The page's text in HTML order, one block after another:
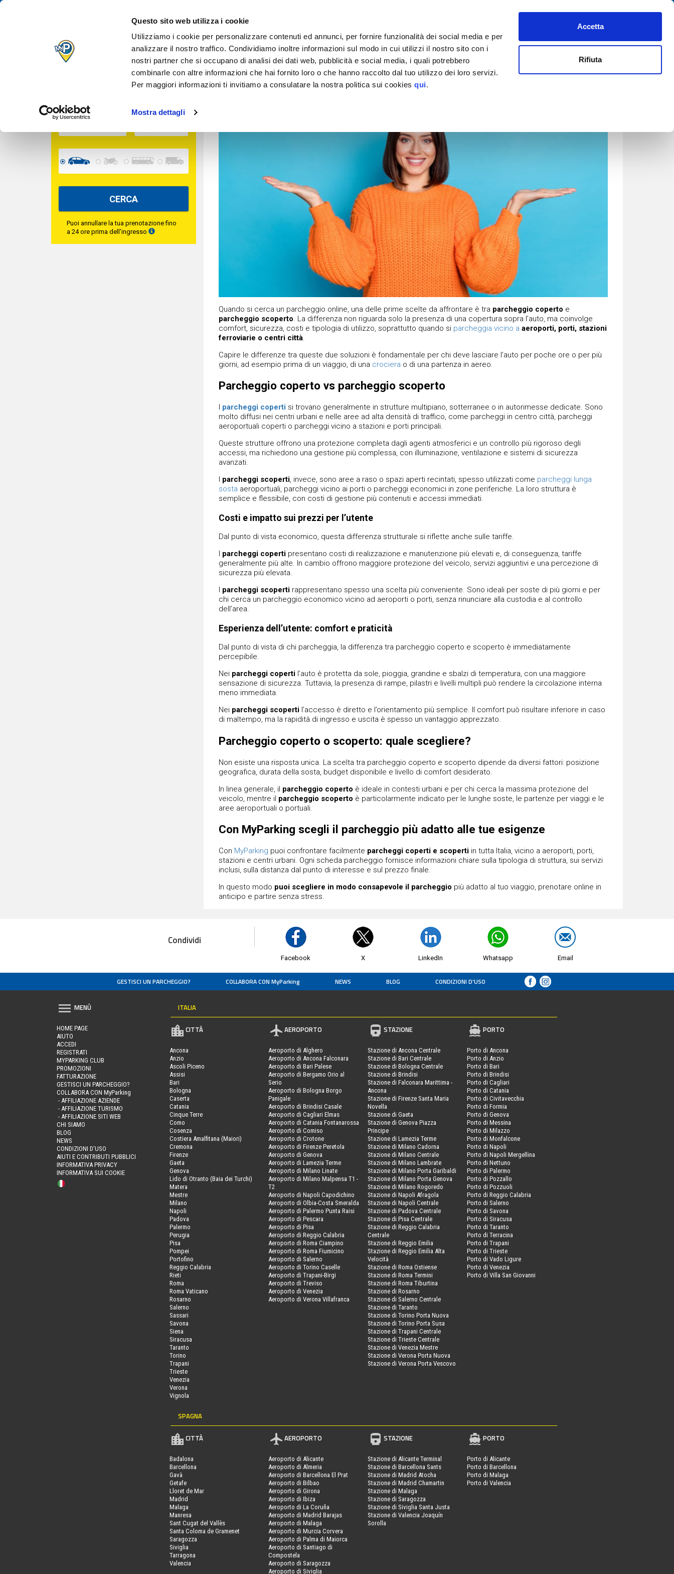
Questo sito web utilizza i cookie
Utilizziamo i cookie per personalizzare contenuti ed annunci, per fornire funzionalità dei social media e per
analizzare il nostro traffico. Condividiamo inoltre informazioni sul modo in cui utilizzi il nostro sito con i
nostri partner che si occupano di analisi dei dati web, pubblicità e social media, i quali potrebbero
combinarle con altre informazioni che hai fornito loro o che hanno raccolto dal tuo utilizzo dei loro servizi.
Per maggiori informazioni ti invitiamo a consulatare la nostra politica sui cookiesqui.
Mostra dettagli
Accetta
Rifiuta
IL TUO PARCHEGGIO
QUANDO VUOI
ACCEDI
TROVA IL TUO PARCHEGGIO
USCITA
CERCA
Puoi annullare la tua prenotazione fino
a 24 ore prima dell'ingresso
Torna agli articoli
23/01/2026
Parcheggi coperti e scoperti
Scopri come scegliere tra parcheggio coperto e scoperto
Quando si cerca un parcheggio online, una delle prime scelte da affrontare è tra parcheggio coperto e
parcheggio scoperto. La differenza non riguarda solo la presenza di una copertura sopra l’auto, ma coinvolge
comfort, sicurezza, costi e tipologia di utilizzo, soprattutto quando si parcheggia vicino a aeroporti, porti, stazioni
ferroviarie o centri città.
Capire le differenze tra queste due soluzioni è fondamentale per chi deve lasciare l’auto per poche ore o per più
giorni, ad esempio prima di un viaggio, di una crociera o di una partenza in aereo.
Parcheggio coperto vs parcheggio scoperto
I parcheggi coperti si trovano generalmente in strutture multipiano, sotterranee o in autorimesse dedicate. Sono
molto diffusi nei centri urbani e nelle aree ad alta densità di traffico, come parcheggi in centro città, parcheggi
aeroportuali coperti o parcheggi vicino a stazioni e porti principali.
Queste strutture offrono una protezione completa dagli agenti atmosferici e un controllo più rigoroso degli
accessi, ma richiedono una gestione più complessa, con illuminazione, ventilazione e sistemi di sicurezza
avanzati.
I parcheggi scoperti, invece, sono aree a raso o spazi aperti recintati, spesso utilizzati come parcheggi lunga
sosta aeroportuali, parcheggi vicino ai porti o parcheggi economici in zone periferiche. La loro struttura è
semplice e flessibile, con costi di gestione più contenuti e accessi immediati.
Costi e impatto sui prezzi per l’utente
Dal punto di vista economico, questa differenza strutturale si riflette anche sulle tariffe.
I parcheggi copertipresentano costi di realizzazione e manutenzione più elevati e, di conseguenza, tariffe
generalmente più alte. In cambio offrono maggiore protezione del veicolo, servizi aggiuntivi e una percezione di
sicurezza più elevata.
I parcheggi scopertirappresentano spesso una scelta più conveniente. Sono ideali per soste di più giorni e per
chi cerca un parcheggio economico vicino ad aeroporti o porti, senza rinunciare alla custodia e al controllo
dell’area.
Esperienza dell’utente: comfort e praticità
Dal punto di vista di chi parcheggia, la differenza tra parcheggio coperto e scoperto è immediatamente
percepibile.
Nei parcheggi copertil’auto è protetta da sole, pioggia, grandine e sbalzi di temperatura, con una maggiore
sensazione di sicurezza. Tuttavia, la presenza di rampe, pilastri e livelli multipli può rendere la circolazione interna
meno immediata.
Nei parcheggi scopertil’accesso è diretto e l’orientamento più semplice. Il comfort può risultare inferiore in caso
di maltempo, ma la rapidità di ingresso e uscita è spesso un vantaggio apprezzato.
Parcheggio coperto o scoperto: quale scegliere?
Non esiste una risposta unica. La scelta tra parcheggio coperto e scoperto dipende da diversi fattori: posizione
geografica, durata della sosta, budget disponibile e livello di comfort desiderato.
In linea generale, il parcheggio coperto è ideale in contesti urbani e per chi cerca la massima protezione del
veicolo, mentre il parcheggio scoperto è particolarmente indicato per le lunghe soste, le partenze per viaggi e le
aree aeroportuali o portuali.
Con MyParking scegli il parcheggio più adatto alle tue esigenze
Con MyParking puoi confrontare facilmente parcheggi coperti e scopertiin tutta Italia, vicino a aeroporti, porti,
stazioni e centri urbani. Ogni scheda parcheggio fornisce informazioni chiare sulla tipologia di struttura, sui servizi
inclusi, sulla distanza dal punto di interesse e sul prezzo finale.
In questo modo puoi scegliere in modo consapevole il parcheggio più adatto al tuo viaggio, prenotare online in
anticipo e partire senza stress.
Condividi
Facebook X LinkedIn Whatsapp Email
GESTISCI UN PARCHEGGIO? COLLABORA CON MyParking NEWS BLOG CONDIZIONI D’USO
MENÙ
HOME PAGE
AIUTO
ACCEDI
REGISTRATI
MYPARKING CLUB
PROMOZIONI
FATTURAZIONE
GESTISCI UN PARCHEGGIO?
COLLABORA CON MyParking
- AFFILIAZIONE AZIENDE
- AFFILIAZIONE TURISMO
- AFFILIAZIONE SITI WEB
CHI SIAMO
BLOG
NEWS
CONDIZIONI D’USO
AIUTI E CONTRIBUTI PUBBLICI
INFORMATIVA PRIVACY
INFORMATIVA SUI COOKIE
ITALIA
CITTÀ
Ancona
Anzio
Ascoli Piceno
Assisi
Bari
Bologna
Caserta
Catania
Cinque Terre
Como
Cosenza
Costiera Amalfitana (Maiori)
Cremona
Firenze
Gaeta
Genova
Lido di Otranto (Baia dei Turchi)
Matera
Mestre
Milano
Napoli
Padova
Palermo
Perugia
Pisa
Pompei
Portofino
Reggio Calabria
Rieti
Roma
Roma Vaticano
Rosarno
Salerno
Sassari
Savona
Siena
Siracusa
Taranto
Torino
Trapani
Trieste
Venezia
Verona
Vignola
AEROPORTO
Aeroporto di Alghero
Aeroporto di Ancona Falconara
Aeroporto di Bari Palese
Aeroporto di Bergamo Orio al
Serio
Aeroporto di Bologna Borgo
Panigale
Aeroporto di Brindisi Casale
Aeroporto di Cagliari Elmas
Aeroporto di Catania Fontanarossa
Aeroporto di Comiso
Aeroporto di Crotone
Aeroporto di Firenze Peretola
Aeroporto di Genova
Aeroporto di Lamezia Terme
Aeroporto di Milano Linate
Aeroporto di Milano Malpensa T1 -
T2
Aeroporto di Napoli Capodichino
Aeroporto di Olbia-Costa Smeralda
Aeroporto di Palermo Punta Raisi
Aeroporto di Pescara
Aeroporto di Pisa
Aeroporto di Reggio Calabria
Aeroporto di Roma Ciampino
Aeroporto di Roma Fiumicino
Aeroporto di Salerno
Aeroporto di Torino Caselle
Aeroporto di Trapani-Birgi
Aeroporto di Treviso
Aeroporto di Venezia
Aeroporto di Verona Villafranca
STAZIONE
Stazione di Ancona Centrale
Stazione di Bari Centrale
Stazione di Bologna Centrale
Stazione di Brindisi
Stazione di Falconara Marittima -
Ancona
Stazione di Firenze Santa Maria
Novella
Stazione di Gaeta
Stazione di Genova Piazza
Principe
Stazione di Lamezia Terme
Stazione di Milano Cadorna
Stazione di Milano Centrale
Stazione di Milano Lambrate
Stazione di Milano Porta Garibaldi
Stazione di Milano Porta Genova
Stazione di Milano Rogoredo
Stazione di Napoli Afragola
Stazione di Napoli Centrale
Stazione di Padova Centrale
Stazione di Pisa Centrale
Stazione di Reggio Calabria
Centrale
Stazione di Reggio Emilia
Stazione di Reggio Emilia Alta
Velocità
Stazione di Roma Ostiense
Stazione di Roma Termini
Stazione di Roma Tiburtina
Stazione di Rosarno
Stazione di Salerno Centrale
Stazione di Taranto
Stazione di Torino Porta Nuova
Stazione di Torino Porta Susa
Stazione di Trapani Centrale
Stazione di Trieste Centrale
Stazione di Venezia Mestre
Stazione di Verona Porta Nuova
Stazione di Verona Porta Vescovo
PORTO
Porto di Ancona
Porto di Anzio
Porto di Bari
Porto di Brindisi
Porto di Cagliari
Porto di Catania
Porto di Civitavecchia
Porto di Formia
Porto di Genova
Porto di Messina
Porto di Milazzo
Porto di Monfalcone
Porto di Napoli
Porto di Napoli Mergellina
Porto di Nettuno
Porto di Palermo
Porto di Pozzallo
Porto di Pozzuoli
Porto di Reggio Calabria
Porto di Salerno
Porto di Savona
Porto di Siracusa
Porto di Taranto
Porto di Terracina
Porto di Trapani
Porto di Trieste
Porto di Vado Ligure
Porto di Venezia
Porto di Villa San Giovanni
SPAGNA
CITTÀ
Badalona
Barcellona
Gavà
Getafe
Lloret de Mar
Madrid
Malaga
Manresa
Sant Cugat del Vallès
Santa Coloma de Gramenet
Saragozza
Siviglia
Tarragona
Valencia
AEROPORTO
Aeroporto di Alicante
Aeroporto di Almeria
Aeroporto di Barcellona El Prat
Aeroporto di Bilbao
Aeroporto di Girona
Aeroporto di Ibiza
Aeroporto di La Coruña
Aeroporto di Madrid Barajas
Aeroporto di Malaga
Aeroporto di Murcia Corvera
Aeroporto di Palma di Maiorca
Aeroporto di Santiago di
Compostela
Aeroporto di Saragozza
Aeroporto di Siviglia
STAZIONE
Stazione di Alicante Terminal
Stazione di Barcellona Sants
Stazione di Madrid Atocha
Stazione di Madrid Chamartin
Stazione di Malaga
Stazione di Saragozza
Stazione di Siviglia Santa Justa
Stazione di Valencia Joaquín
Sorolla
PORTO
Porto di Alicante
Porto di Barcellona
Porto di Malaga
Porto di Valencia